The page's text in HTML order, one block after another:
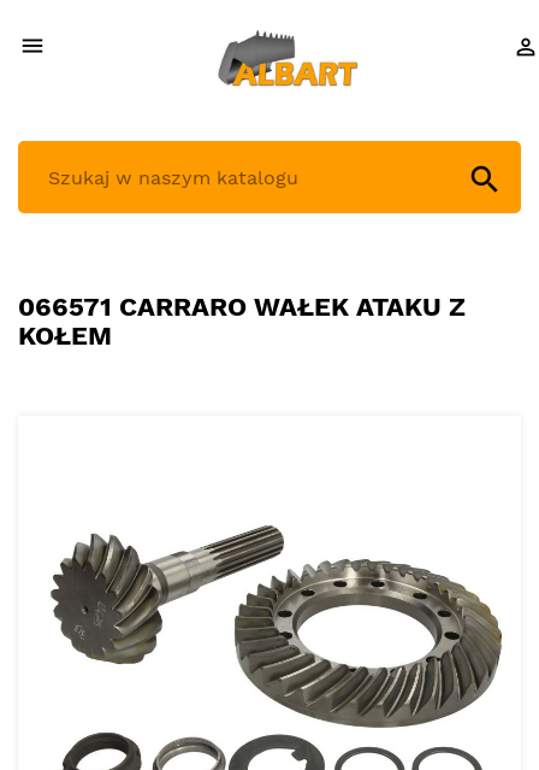
 

066571 CARRARO WAŁEK ATAKU Z
KOŁEM